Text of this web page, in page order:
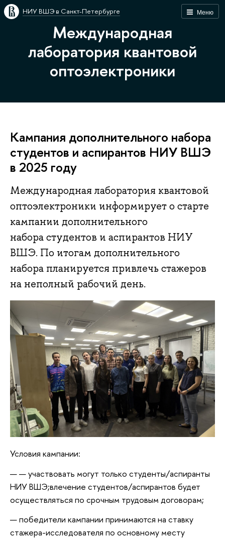
Меню
НИУ ВШЭ в Санкт-Петербурге
Международная
лаборатория квантовой
оптоэлектроники
Кампания дополнительного набора
студентов и аспирантов НИУ ВШЭ
в 2025 году
Международная лаборатория квантовой
оптоэлектроники информирует о старте
кампании дополнительного
набора студентов и аспирантов НИУ
ВШЭ. По итогам дополнительного
набора планируется привлечь стажеров
на неполный рабочий день.
Условия кампании:
участвовать могут только студенты/аспиранты
НИУ ВШЭ;влечение студентов/аспирантов будет
осуществляться по срочным трудовым договорам;
победители кампании принимаются на ставку
стажера-исследователя по основному месту